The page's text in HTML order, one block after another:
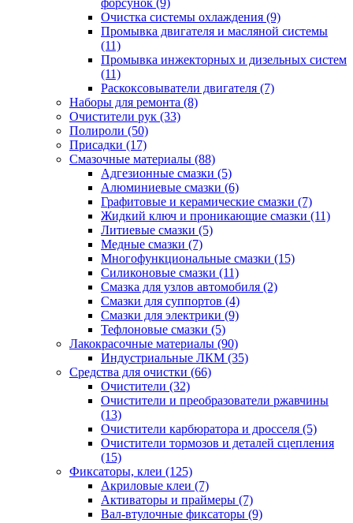
форсунок (9)
Очистка системы охлаждения (9)
Промывка двигателя и масляной системы
(11)
Промывка инжекторных и дизельных систем
(11)
Раскоксовыватели двигателя (7)
Наборы для ремонта (8)
Очистители рук (33)
Полироли (50)
Присадки (17)
Смазочные материалы (88)
Адгезионные смазки (5)
Алюминиевые смазки (6)
Графитовые и керамические смазки (7)
Жидкий ключ и проникающие смазки (11)
Литиевые смазки (5)
Медные смазки (7)
Многофункциональные смазки (15)
Силиконовые смазки (11)
Смазка для узлов автомобиля (2)
Смазки для суппортов (4)
Смазки для электрики (9)
Тефлоновые смазки (5)
Лакокрасочные материалы (90)
Индустриальные ЛКМ (35)
Средства для очистки (66)
Очистители (32)
Очистители и преобразователи ржавчины
(13)
Очистители карбюратора и дросселя (5)
Очистители тормозов и деталей сцепления
(15)
Фиксаторы, клеи (125)
Акриловые клеи (7)
Активаторы и праймеры (7)
Вал-втулочные фиксаторы (9)